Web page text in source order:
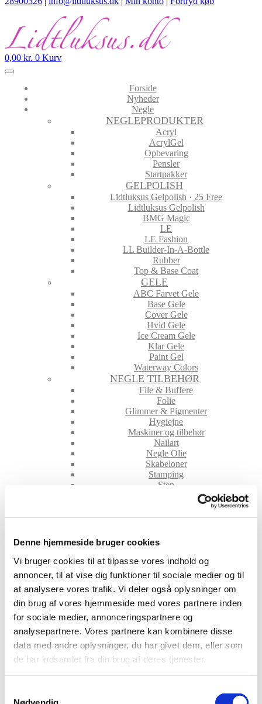
Denne hjemmeside bruger cookies
Vi bruger cookies til at tilpasse vores indhold og
annoncer, til at vise dig funktioner til sociale medier og til
at analysere vores trafik. Vi deler også oplysninger om
din brug af vores hjemmeside med vores partnere inden
for sociale medier, annonceringspartnere og
analysepartnere. Vores partnere kan kombinere disse
data med andre oplysninger, du har givet dem, eller som
de har indsamlet fra din brug af deres tjenester.
0,00 kr. 0 Kurv
Forside
Nyheder
Negle
NEGLEPRODUKTER
Acryl
AcrylGel
Opbevaring
Pensler
Startpakker
GELPOLISH
Lidtluksus Gelpolish · 25 Free
Lidtluksus Gelpolish
BMG Magic
LE
LE Fashion
LL Builder-In-A-Bottle
Rubber
Top & Base Coat
GELE
ABC Farvet Gele
Base Gele
Cover Gele
Hvid Gele
Ice Cream Gele
Klar Gele
Paint Gel
Waterway Colors
NEGLE TILBEHØR
File & Buffere
Folie
Glimmer & Pigmenter
Hygiejne
Maskiner og tilbehør
Nailart
Negle Olie
Skabeloner
Stamping
Sten
Tipper & øvehænder
Water Decals
Valentinesdag
Jule Nailart
Kurser
Jelly Maske
Vippe Produkter
LASH LIFT
VIPPER
Silke
Ultra soft flat cashmere
Volume